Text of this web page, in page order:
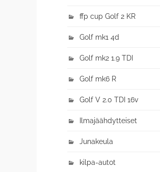
ffp cup Golf 2 KR
Golf mk1 4d
Golf mk2 1.9 TDI
Golf mk6 R
Golf V 2.0 TDI 16v
Ilmajäähdytteiset
Junakeula
kilpa-autot